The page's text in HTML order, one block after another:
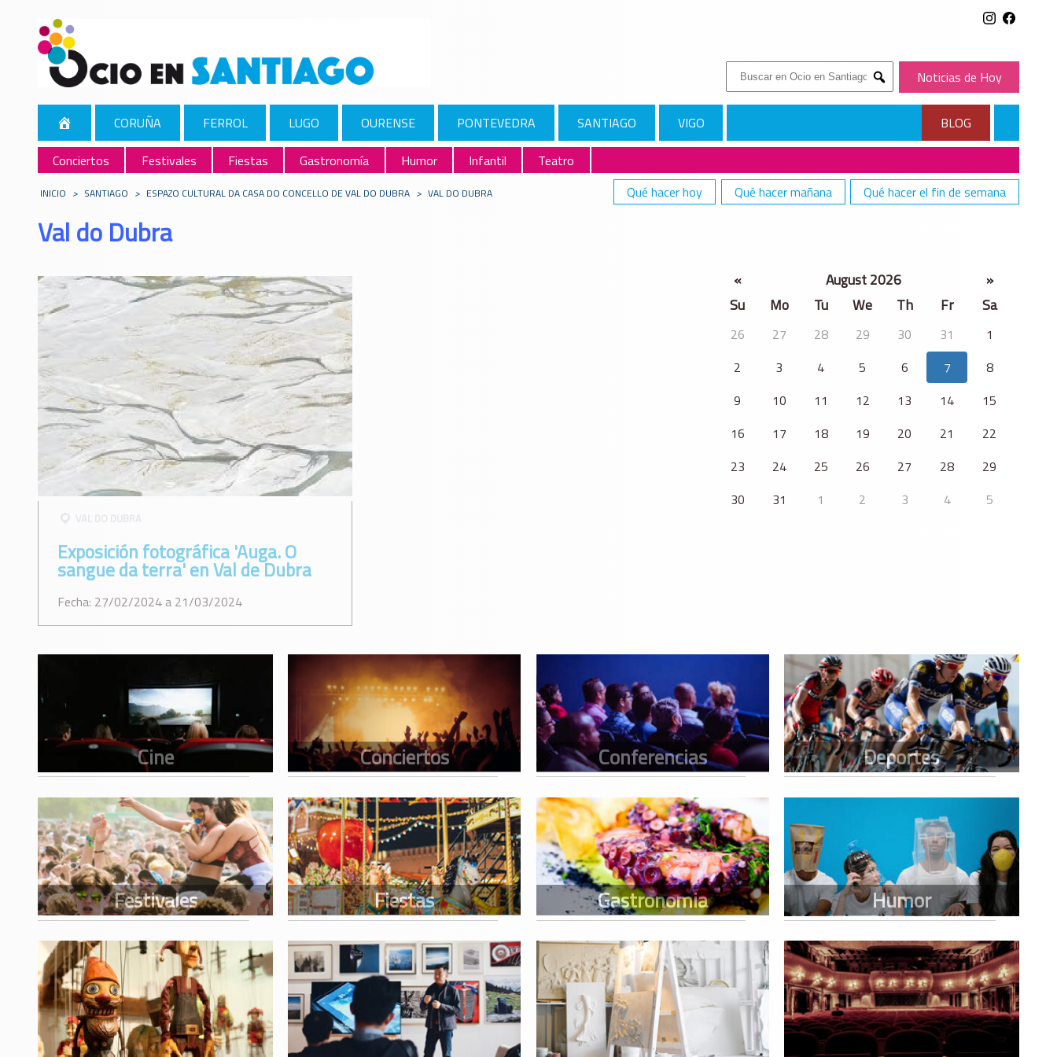
Buscar:
Submit
Noticias de Hoy
CORUÑA FERROL LUGO OURENSE PONTEVEDRA SANTIAGO VIGO
BLOG
Conciertos
Festivales Fiestas Gastronomía Humor Infantil
Teatro
Qué hacer hoy
Qué hacer mañana Qué hacer el fin de semana
INICIO > SANTIAGO > ESPAZO CULTURAL DA CASA DO CONCELLO DE VAL DO DUBRA > VAL DO DUBRA
Val do Dubra
« August 2026
»
Su
Mo Tu We Th Fr Sa
26 27 28 29 30 31
1
2
3 4 5 6 7
8
9
10 11 12 13 14
15
16
17 18 19 20 21
22
23
24 25 26 27 28
29
30
31 1 2 3 4 5
Exposición fotográfica 'Auga. O
sangue da terra' en Val de Dubra
Fecha: 27/02/2024 a 21/03/2024